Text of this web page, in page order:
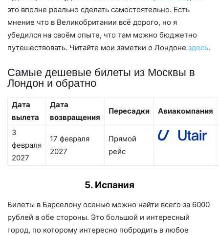
это вполне реально сделать самостоятельно. Есть
мнение что в Великобритании всё дорого, но я
убедился на своём опыте, что там можно бюджетно
путешествовать. Читайте мои заметки о Лондоне здесь.
Самые дешевые билеты из Москвы в
Лондон и обратно
Дата
вылета
Дата
возвращения
Пересадки Авиакомпания
3
февраля
2027
17 февраля
2027
Прямой
рейс
5. Испания
Билеты в Барселону осенью можно найти всего за 6000
рублей в обе стороны. Это большой и интересный
город, по которому интересно побродить в любое